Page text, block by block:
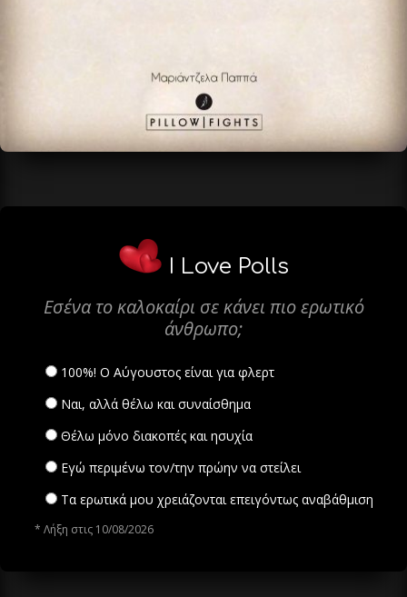
I Love Polls
Εσένα το καλοκαίρι σε κάνει πιο ερωτικό
άνθρωπο;
100%! Ο Αύγουστος είναι για φλερτ
Ναι, αλλά θέλω και συναίσθημα
Θέλω μόνο διακοπές και ησυχία
Εγώ περιμένω τον/την πρώην να στείλει
Τα ερωτικά μου χρειάζονται επειγόντως αναβάθμιση
* Λήξη στις 10/08/2026